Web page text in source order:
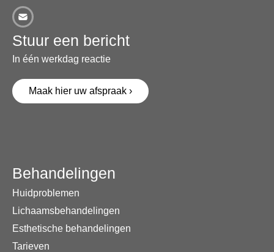
Stuur een bericht
In één werkdag reactie
Maak hier uw afspraak ›
Behandelingen
Huidproblemen
Lichaamsbehandelingen
Esthetische behandelingen
Tarieven